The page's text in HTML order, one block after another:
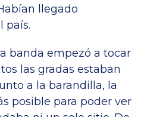
llegado
país.
banda empezó a tocar
las gradas estaban
a la barandilla, la
posible para poder ver